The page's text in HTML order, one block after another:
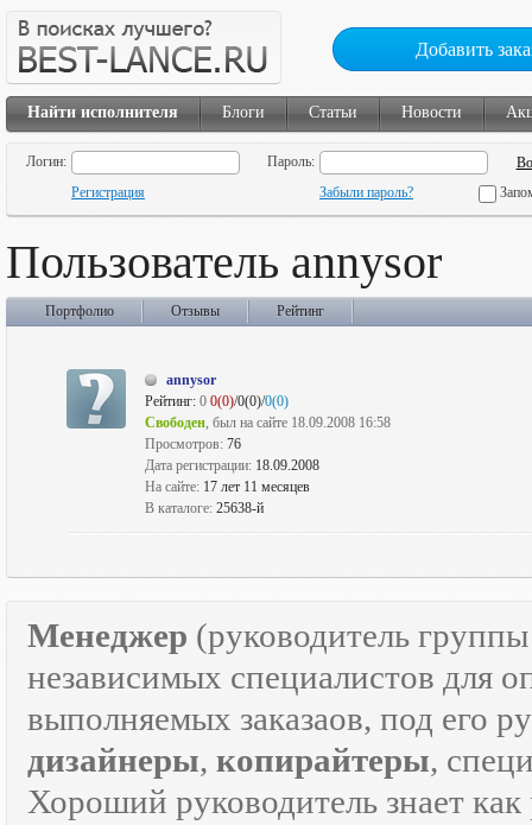
Добавить
Найти исполнителя Блоги Статьи Новости
Логин:
Пароль:
Регистрация
Забыли пароль?
Пользователь annysor
Портфолио Отзывы Рейтинг
annysor
Рейтинг: 0 0(0)/0(0)/0(0)
Свободен, был на сайте 18.09.2008 16:58
Просмотров: 76
Дата регистрации: 18.09.2008
На сайте: 17 лет 11 месяцев
В каталоге: 25638-й
Менеджер (руководитель
независимых специалистов для
выполняемых заказаов, под его
дизайнеры, копирайтеры,
Хороший руководитель знает